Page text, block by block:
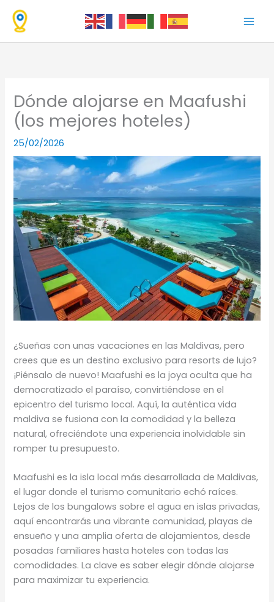
contenido
Dónde alojarse en Maafushi
(los mejores hoteles)
25/02/2026
¿Sueñas con unas vacaciones en las Maldivas, pero
crees que es un destino exclusivo para resorts de lujo?
¡Piénsalo de nuevo! Maafushi es la joya oculta que ha
democratizado el paraíso, convirtiéndose en el
epicentro del turismo local. Aquí, la auténtica vida
maldiva se fusiona con la comodidad y la belleza
natural, ofreciéndote una experiencia inolvidable sin
romper tu presupuesto.
Maafushi es la isla local más desarrollada de Maldivas,
el lugar donde el turismo comunitario echó raíces.
Lejos de los bungalows sobre el agua en islas privadas,
aquí encontrarás una vibrante comunidad, playas de
ensueño y una amplia oferta de alojamientos, desde
posadas familiares hasta hoteles con todas las
comodidades. La clave es saber elegir dónde alojarse
para maximizar tu experiencia.